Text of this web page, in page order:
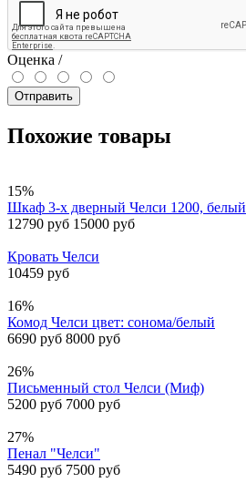
Оценка /
Отправить
Похожие товары
15%
Шкаф 3-х дверный Челси 1200, белый
12790 руб 15000 руб
Кровать Челси
10459 руб
16%
Комод Челси цвет: сонома/белый
6690 руб 8000 руб
26%
Письменный стол Челси (Миф)
5200 руб 7000 руб
27%
Пенал "Челси"
5490 руб 7500 руб